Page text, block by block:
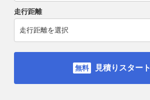
走行距離
見積りスタート